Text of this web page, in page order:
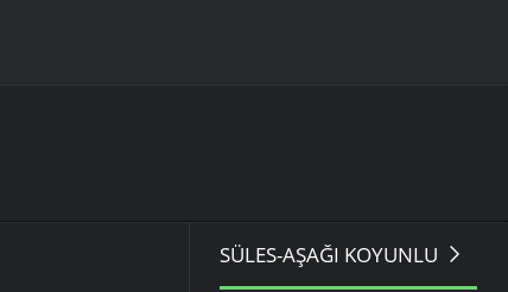
SÜLES-AŞAĞI KOYUNLU